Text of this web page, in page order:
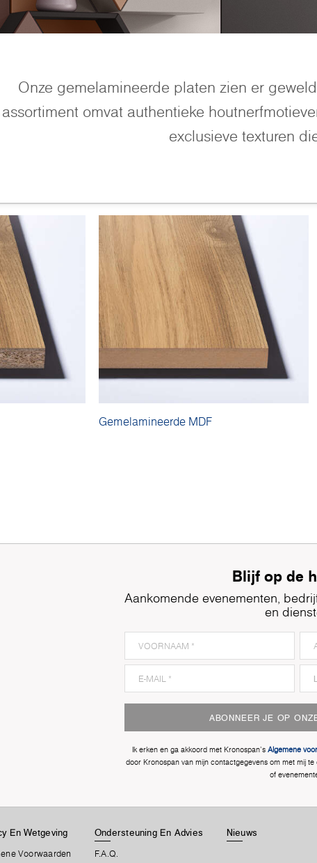
Onze gemelamineerde platen zien er
assortiment omvat authentieke
exclusieve texturen
Gemelamineerde MDF
Blijf op de
Aankomende evenementen,
en
ABONNEER JE OP
Ik erken en ga akkoord met Kronospan's Algemene
door Kronospan van mijn contactgegevens om met mij
of
En Wetgeving
Voorwaarden
Ondersteuning En Advies
F.A.Q.
Nieuws